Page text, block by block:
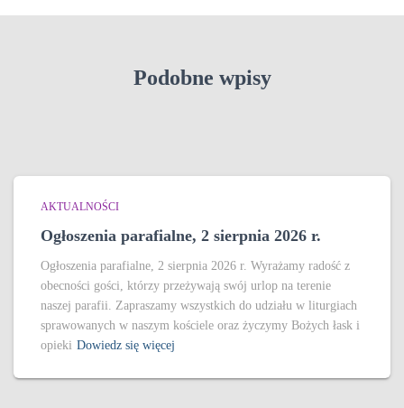
Podobne wpisy
AKTUALNOŚCI
Ogłoszenia parafialne, 2 sierpnia 2026 r.
Ogłoszenia parafialne, 2 sierpnia 2026 r. Wyrażamy radość z
obecności gości, którzy przeżywają swój urlop na terenie
naszej parafii. Zapraszamy wszystkich do udziału w liturgiach
sprawowanych w naszym kościele oraz życzymy Bożych łask i
opieki Dowiedz się więcej